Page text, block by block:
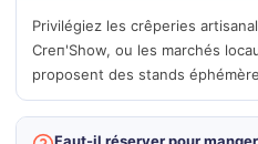
Privilégiez les crêperies
Creп'Show, ou les marchés
proposent des stands